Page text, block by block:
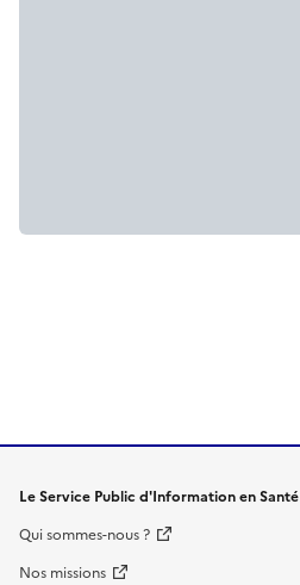
Le Service Public d'Information en Santé
Qui sommes-nous ?
Nos missions